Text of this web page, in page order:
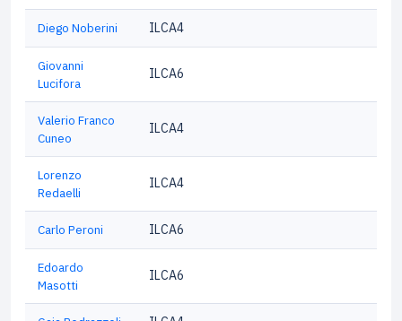
Diego Noberini ILCA4
Giovanni
Lucifora
ILCA6
Valerio Franco
Cuneo
ILCA4
Lorenzo
Redaelli
ILCA4
Carlo Peroni ILCA6
Edoardo
Masotti
ILCA6